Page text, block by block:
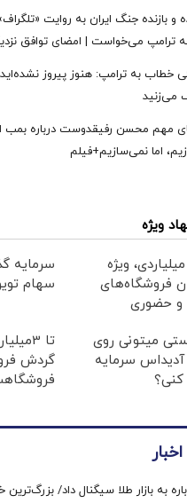
/ ما با اجازه ایشان مذاکره کردیم
و بازنده جنگ ایران به روایت
ترامپ می‌خواست | امضای توافق
خطاب به ترامپ: هنوز پیروز نشده‌اید
می‌زنید
مهم محسن رفیقدوست درباره بمب
اما نمی‌سازیم+فیلم
ویژه
وام ۳ میلیاردی، ویژه
فروشگاه‌های
و حضوری
سرمایه
سهام
میتونی روی
سرمایه
کنی؟
تا
گردش